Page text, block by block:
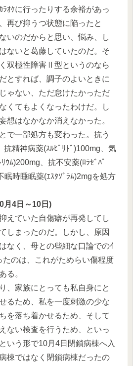
ﾗｵｹに行ったりする余裕があっ
再び抑うつ状態に陥ったと
いのだからと思い、悩み、し
ないと葛藤していたのだ。そ
双極性障害Ⅱ型というのなら
とすれば、調子のよいときに
ゃない、ただ怠けたかっただ
くてもよくなったわけだ。し
想はなかなか消えなかった。
で一部処方も変わった。抗う
抗精神病薬(ｽﾙﾋﾟﾘﾄﾞ)100mg、気
ｳﾑ)200mg、抗不安薬(ﾛﾗｾﾞﾊﾟ
眠時睡眠薬(ｴｽﾀｿﾞﾗﾑ)2mgを処方
月4日～10日)
えていた自傷癖が再発してし
しまったのだ。しかし、原因
なく、母との些細な口論でのｲ
たのは、これがためらい傷程度
る。
、家族にとっても私自身にと
るため、私を一度刺激の少な
を落ち着かせるため、そして
ない検査を行うため、といっ
いう形で10月4日閉鎖病棟へ入
棟ではなく閉鎖病棟だったの